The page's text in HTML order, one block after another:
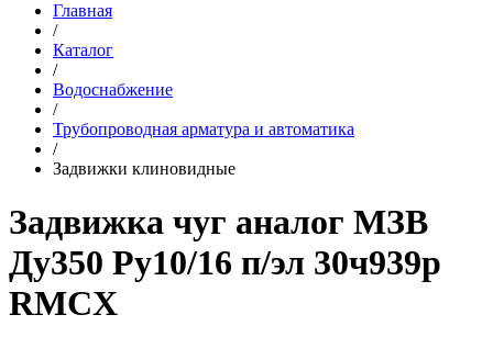
Главная
/
Каталог
/
Водоснабжение
/
Трубопроводная арматура и автоматика
/
Задвижки клиновидные
Задвижка чуг аналог МЗВ
Ду350 Ру10/16 п/эл 30ч939р
RMCX